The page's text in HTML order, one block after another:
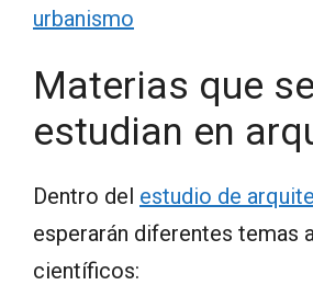
urbanismo
Materias que se
estudian en
Dentro del estudio de
esperarán diferentes temas
científicos: